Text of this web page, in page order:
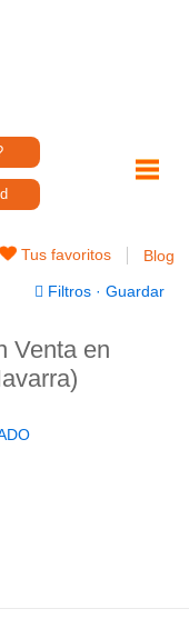
Tus favoritos
Blog
· Guardar
Filtros
Venta en